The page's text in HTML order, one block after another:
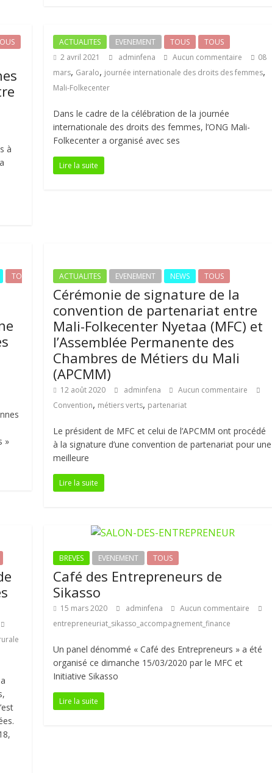
à
ACTUALITES EVENEMENT TOUS
TOUS
2 avril 2021
adminfena Aucun commentaire
08
mars, Garalo, journée internationale des droits des femmes,
Mali-Folkecenter
Dans le cadre de la célébration de la journée
internationale des droits des femmes, l’ONG Mali-
Folkecenter a organisé avec ses
Lire la suite
TO
»
ACTUALITES EVENEMENT NEWS TOUS
Cérémonie de signature de la
convention de partenariat entre
Mali-Folkecenter Nyetaa (MFC) et
l’Assemblée Permanente des
Chambres de Métiers du Mali
(APCMM)
12 août 2020 adminfena
Aucun commentaire
Convention, métiers verts, partenariat
Le président de MFC et celui de l’APCMM ont procédé
à la signature d’une convention de partenariat pour une
meilleure
Lire la suite
BREVES EVENEMENT TOUS
Café des Entrepreneurs de
Sikasso
15 mars 2020 adminfena
Aucun commentaire
entrepreneuriat_sikasso_accompagnement_finance
Un panel dénommé « Café des Entrepreneurs » a été
organisé ce dimanche 15/03/2020 par le MFC et
Initiative Sikasso
Lire la suite